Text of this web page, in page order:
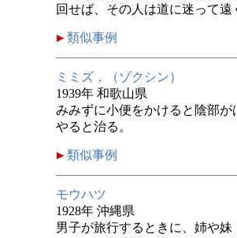
回せば、その人は道に迷って
類似事例
ミミズ，（ゾクシン）
1939年 和歌山県
みみずに小便をかけると陰部
やると治る。
類似事例
モウハツ
1928年 沖縄県
男子が旅行するときに、姉や